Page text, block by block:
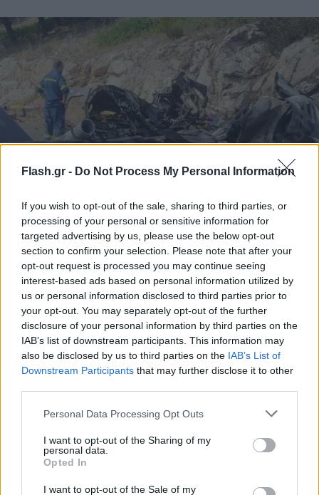
Flash.gr - Do Not Process My Personal Information
If you wish to opt-out of the sale, sharing to third parties, or
processing of your personal or sensitive information for
targeted advertising by us, please use the below opt-out
section to confirm your selection. Please note that after your
opt-out request is processed you may continue seeing
interest-based ads based on personal information utilized by
us or personal information disclosed to third parties prior to
your opt-out. You may separately opt-out of the further
disclosure of your personal information by third parties on the
IAB’s list of downstream participants. This information may
also be disclosed by us to third parties on the IAB’s List of
Downstream Participants that may further disclose it to other
Please note that this website/app uses one or more Google
not limited to your visit or usage behaviour. You may click to
grant or deny consent to Google and its third-party tags to
use your data for below specified purposes in below Google
consent section.
Personal Data Processing Opt Outs
I want to opt-out of the Sharing of my
personal data.
Opted In
I want to opt-out of the Sale of my
Συντριβή ελικοπτέρων στην Ψάθα: Κρίσιμο
αμοντάριστο βίντεο στα χέρια του
«ελληνικού FBI»